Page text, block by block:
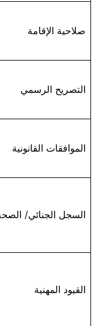
صلاحية الإقامة
التصريح الرسمي
الموافقات القانونية
السجل الجنائي/
القيود المهنية